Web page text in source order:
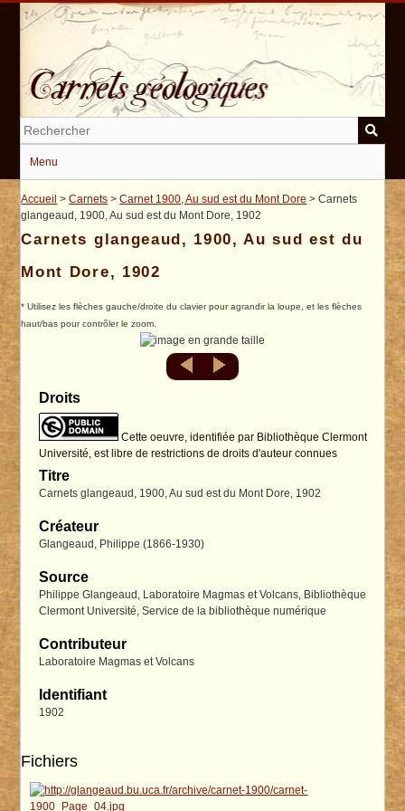
Passer
Menu
Accueil >Carnets >Carnet 1900, Au sud est du Mont Dore > Carnets
glangeaud, 1900, Au sud est du Mont Dore, 1902
Carnets glangeaud, 1900, Au sud est du
Mont Dore, 1902
* Utilisez les flèches gauche/droite du clavier pour agrandir la loupe, et les flèches
haut/bas pour contrôler le zoom.
Droits
Cette oeuvre, identifiée par Bibliothèque Clermont
Université, est libre de restrictions de droits d'auteur connues
Titre
Carnets glangeaud, 1900, Au sud est du Mont Dore, 1902
Créateur
Glangeaud, Philippe (1866-1930)
Source
Philippe Glangeaud, Laboratoire Magmas et Volcans, Bibliothèque
Clermont Université, Service de la bibliothèque numérique
Contributeur
Laboratoire Magmas et Volcans
Identifiant
1902
Fichiers